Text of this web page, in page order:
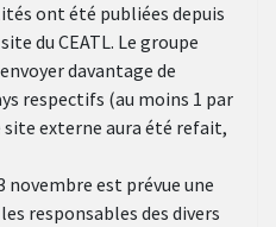
ont été publiées depuis
du CEATL. Le groupe
davantage de
respectifs (au moins 1 par
externe aura été refait,
novembre est prévue une
responsables des divers